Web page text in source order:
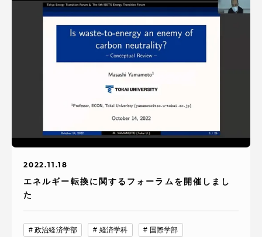
2022.11.18
エネルギー転換に関するフォーラムを開催しまし
た
政治経済学部 経済学科 国際学部